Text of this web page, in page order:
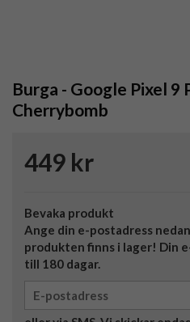
Burga - Google Pixel 9
Cherrybomb
449 kr
Bevaka produkt
Ange din e-postadress
produkten finns i lager! Din
till 180 dagar.